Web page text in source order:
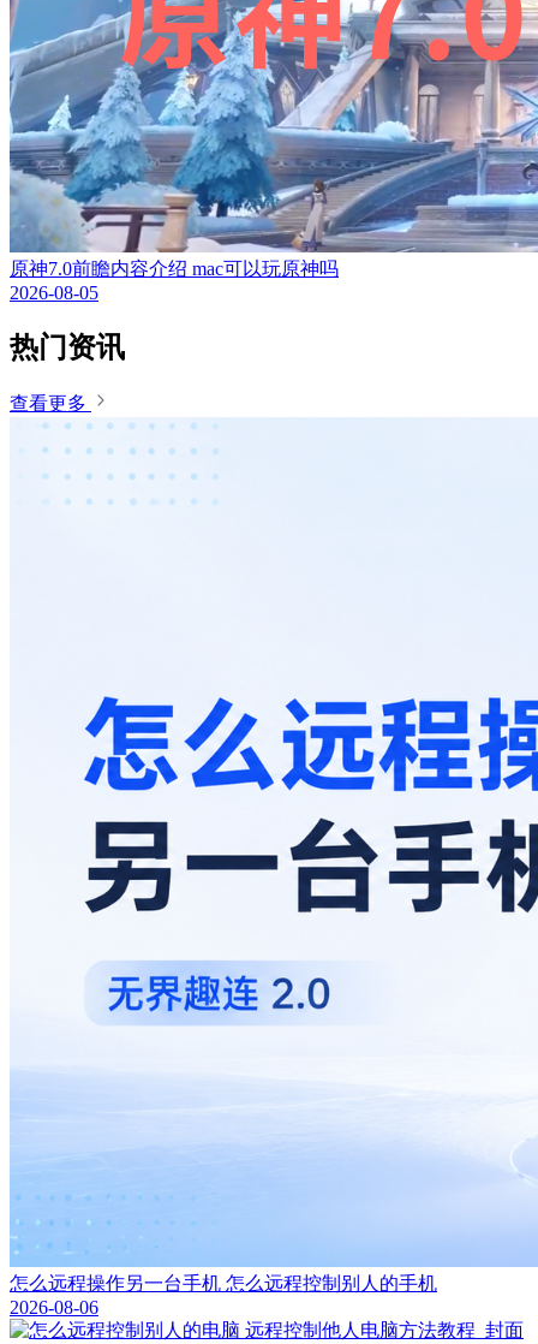
原神7.0前瞻内容介绍 mac可以玩原神吗
2026-08-05
热门资讯
查看更多
怎么远程操作另一台手机 怎么远程控制别人的手机
2026-08-06